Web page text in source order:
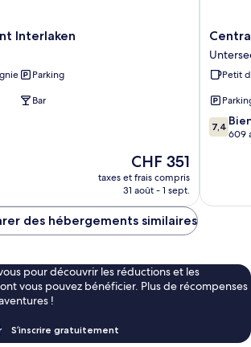
Interlaken
Parking
Bar
Le
nouveau
prix
de
CHF 351
taxes et frais compris
31 août - 1 sept.
Central
Hotel
Petit
7.4
sur
7,4
609
des hébergements similaires
pour découvrir les réductions et les
vous pouvez bénéficier. Plus de récompenses
!
S’inscrire gratuitement